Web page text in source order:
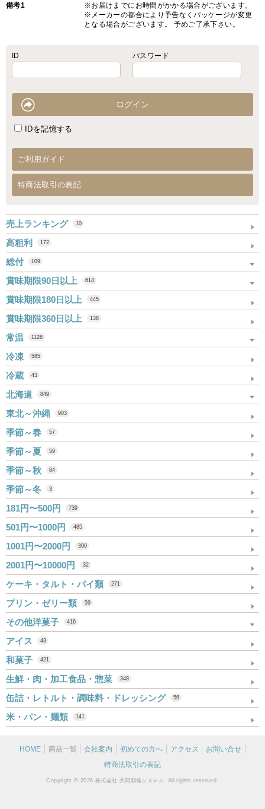
備考1
※お届けまでにお時間がかかる場合がございます。
※メーカーの都合により予告なくパッケージが変更
となる場合がございます。 予めご了承下さい。
ID パスワード
IDを記憶する
ご利用ガイド
特商法取引の表記
売上ランキング 10
高粗利 172
総付 109
賞味期限90日以上 614
賞味期限180日以上 445
賞味期限360日以上 138
常温 1128
冷凍 585
冷蔵 43
北海道 849
東北～沖縄 903
季節～春 57
季節～夏 59
季節～秋 84
季節～冬 3
181円〜500円 739
501円〜1000円 485
1001円〜2000円 390
2001円〜10000円 32
ケーキ・タルト・パイ類 271
プリン・ゼリー類 59
その他洋菓子 416
アイス 43
和菓子 421
生鮮・肉・加工食品・惣菜 348
缶詰・レトルト・調味料・ドレッシング 56
米・パン・麺類 141
HOME 商品一覧 会社案内 初めての方へ アクセス
お問い合せ
特商法取引の表記
Copyright © 2026 株式会社 共同開発システム. All rights reserved.